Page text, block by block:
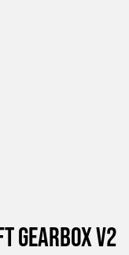
Gearbox V2